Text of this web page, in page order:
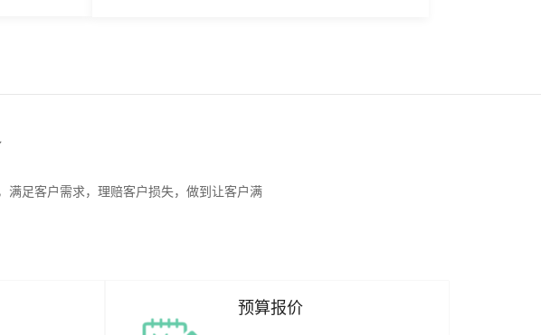
满足客户需求，理赔客户损失，做到让客户满
预算报价